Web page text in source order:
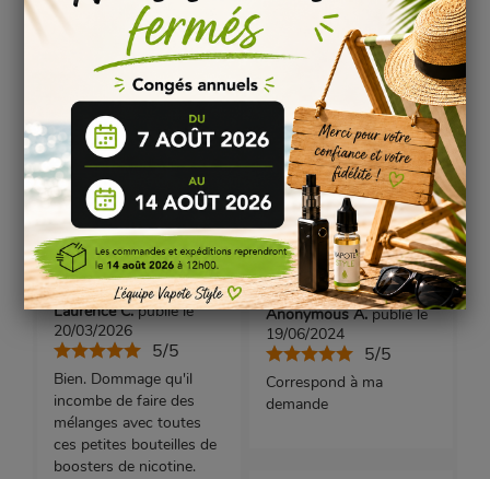
AVIS VÉRIFIÉS(12)
Based on12customer reviews
Laurence C.publié le
20/03/2026
5/5
Bien. Dommage qu'il
incombe de faire des
mélanges avec toutes
ces petites bouteilles de
boosters de nicotine.
Anonymous A.publié le
19/06/2024
5/5
Correspond à ma
demande